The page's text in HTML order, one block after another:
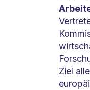
Ziel